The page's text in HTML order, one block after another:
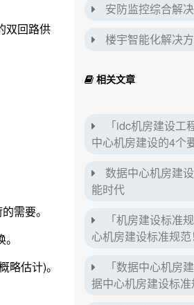
双回路供
需要。
估计)。
安防监控综合解
楼宇智能化解决
相关文章
「idc机房建设工
中心机房建设的4个
数据中心机房建
能时代
「机房建设标准
心机房建设标准规范！
「数据中心机房
据中心机房建设标准